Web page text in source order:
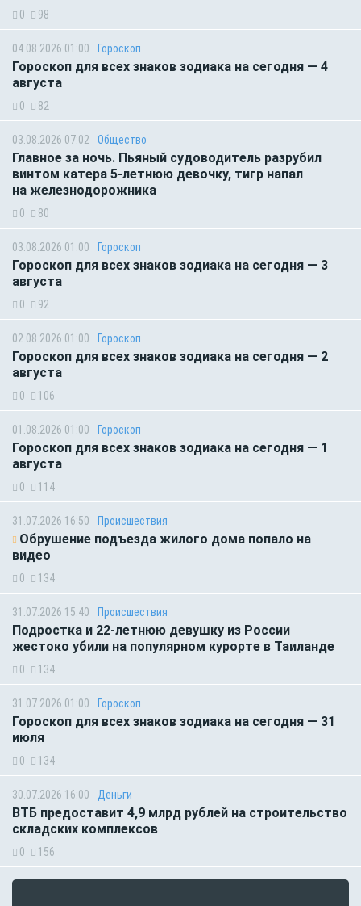
0 98
04.08.2026 01:00 Гороскоп
Гороскоп для всех знаков зодиака на сегодня — 4
августа
0 82
03.08.2026 07:02 Общество
Главное за ночь. Пьяный судоводитель разрубил
винтом катера 5-летнюю девочку, тигр напал
на железнодорожника
0 80
03.08.2026 01:00 Гороскоп
Гороскоп для всех знаков зодиака на сегодня — 3
августа
0 92
02.08.2026 01:00 Гороскоп
Гороскоп для всех знаков зодиака на сегодня — 2
августа
0 106
01.08.2026 01:00 Гороскоп
Гороскоп для всех знаков зодиака на сегодня — 1
августа
0 114
31.07.2026 16:50 Происшествия
Обрушение подъезда жилого дома попало на
видео
0 134
31.07.2026 15:40 Происшествия
Подростка и 22-летнюю девушку из России
жестоко убили на популярном курорте в Таиланде
0 134
31.07.2026 01:00 Гороскоп
Гороскоп для всех знаков зодиака на сегодня — 31
июля
0 134
30.07.2026 16:00 Деньги
ВТБ предоставит 4,9 млрд рублей на строительство
складских комплексов
0 156